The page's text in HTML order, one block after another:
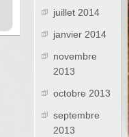
juillet 2014
janvier 2014
novembre
2013
octobre 2013
septembre
2013